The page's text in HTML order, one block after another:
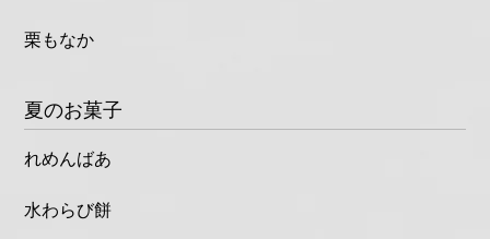
栗もなか
夏のお菓子
れめんばあ
水わらび餅